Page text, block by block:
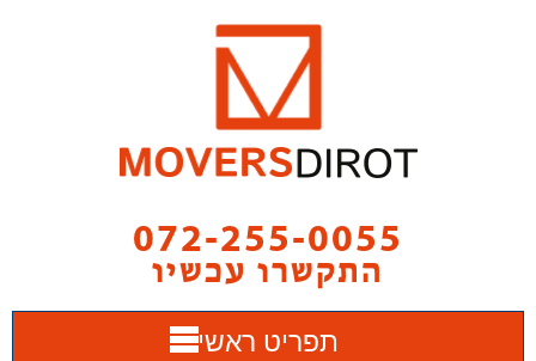
072-255-0055
התקשרו עכשיו
תפריט ראשי